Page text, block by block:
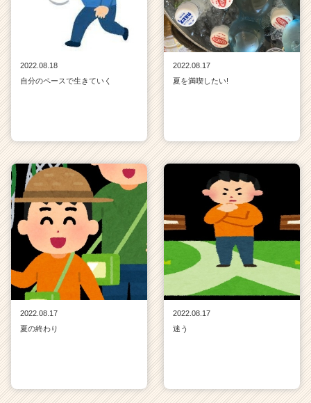
2022.08.18
自分のペースで生きていく
2022.08.17
夏を満喫したい!
2022.08.17
夏の終わり
2022.08.17
迷う